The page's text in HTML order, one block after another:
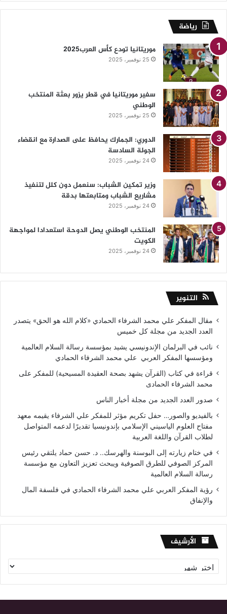
رياضة
موريتانيا تودع كأس العرب2025
25 نوفمبر، 2025
سفير موريتانيا في قطر يزور بعثة المنتخب
الوطني
25 نوفمبر، 2025
الدوري: الجمارك يحافظ على الصدارة مع انقضاء
الجولة السادسة
24 نوفمبر، 2025
وزير تمكين الشباب: سنعمل دون كلل لتنفيذ
مشاريع الشباب ومتابعتها بدقة
24 نوفمبر، 2025
المنتخب الوطني يصل الدوحة استعدادا لمواجهة
الكويت
24 نوفمبر، 2025
التنوير
مقال المفكر علي محمد الشرفاء الحمادي «كلام الله هو الحق» يتصدر
العدد الجديد من مجلة كل خميس
نائب في البرلمان الإندونيسي يشيد بمؤسسة رسالة السلام العالمية
ومؤسسها المفكر العربي علي محمد الشرفاء الحمادي
قراءة في كتاب (القرآن يشهد بصحة العقيدة المسيحية) للمفكر على
محمد الشرفاء الحمادى
صدور العدد الجديد من مجلة أخبار الناس
بالفيديو والصور… حفل تكريم مؤثر للمفكر علي الشرفاء يقيمه معهد
مفتاح العلوم الياسيني الإسلامي بإندونيسيا تقديرًا لدعمه المتواصل
لطلاب القرآن واللغة العربية
في ختام زيارته إلى البوسنة والهرسك.. د. حسن حماد يلتقي رئيس
المركز الصوفي للطرق الصوفية ويبحث تعزيز التعاون مع مؤسسة
رسالة السلام العالمية
رؤية المفكر العربي علي محمد الشرفاء الحمادي في فلسفة المال
والإنفاق
الأرشيف الأرشيف